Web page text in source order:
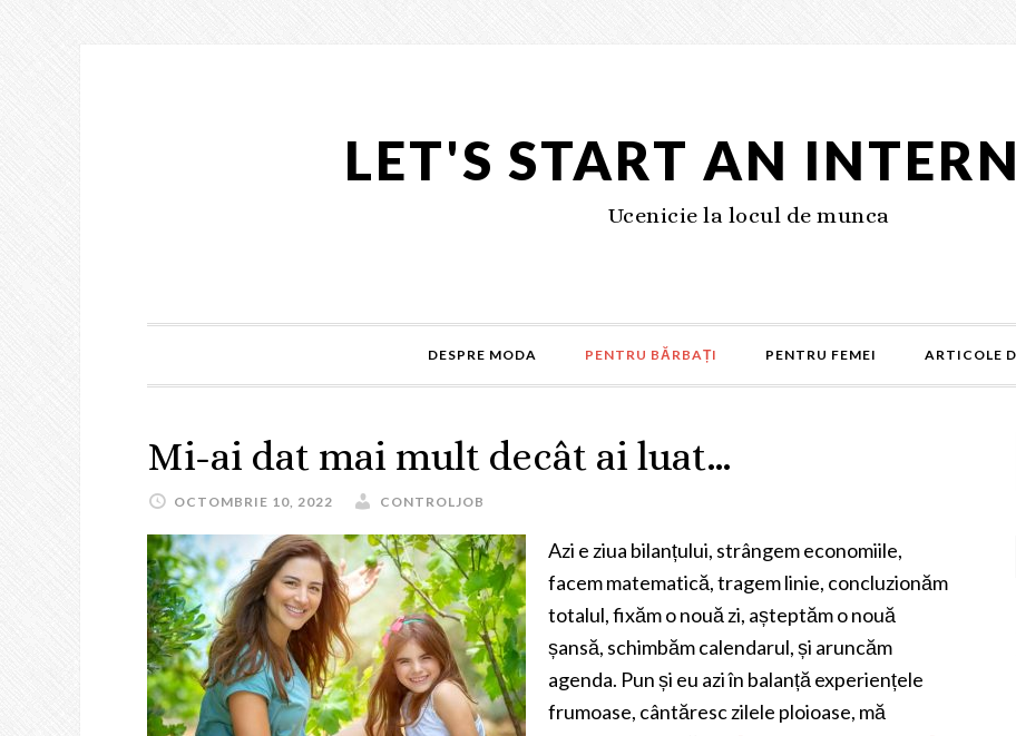
LET'S START AN
Ucenicie la locul de munca
DESPRE MODA PENTRU BĂRBAȚI PENTRU FEMEI ARTICOLE
Mi-ai dat mai mult decât ai luat…
OCTOMBRIE 10, 2022 CONTROLJOB
Azi e ziua bilanțului, strângem economiile,
facem matematică, tragem linie, concluzionăm
totalul, fixăm o nouă zi, așteptăm o nouă
șansă, schimbăm calendarul, și aruncăm
agenda. Pun și eu azi în balanță experiențele
frumoase, cântăresc zilele ploioase, mă